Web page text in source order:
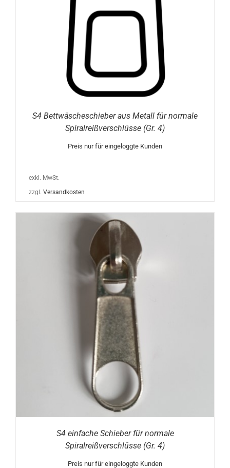
S4 Bettwäscheschieber aus Metall für normale
Spiralreißverschlüsse (Gr. 4)
Preis nur für eingeloggte Kunden
exkl. MwSt.
zzgl. Versandkosten
S4 einfache Schieber für normale
Spiralreißverschlüsse (Gr. 4)
Preis nur für eingeloggte Kunden